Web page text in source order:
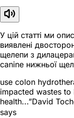
У цій статті ми
виявлені
щелепи з
canine нижньої
use colon
impacted wastes
health...”David
says